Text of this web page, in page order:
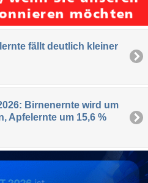
fällt deutlich kleiner
Birnenernte wird um
Apfelernte um 15,6 %